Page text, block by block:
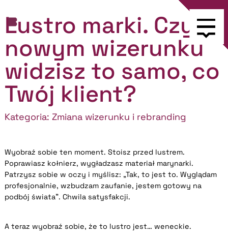
Lustro marki. Czy w
nowym wizerunku
widzisz to samo, co
Twój klient?
Kategoria: Zmiana wizerunku i rebranding
Wyobraź sobie ten moment. Stoisz przed lustrem.
Poprawiasz kołnierz, wygładzasz materiał marynarki.
Patrzysz sobie w oczy i myślisz: „Tak, to jest to. Wyglądam
profesjonalnie, wzbudzam zaufanie, jestem gotowy na
podbój świata”. Chwila satysfakcji.
A teraz wyobraź sobie, że to lustro jest… weneckie.